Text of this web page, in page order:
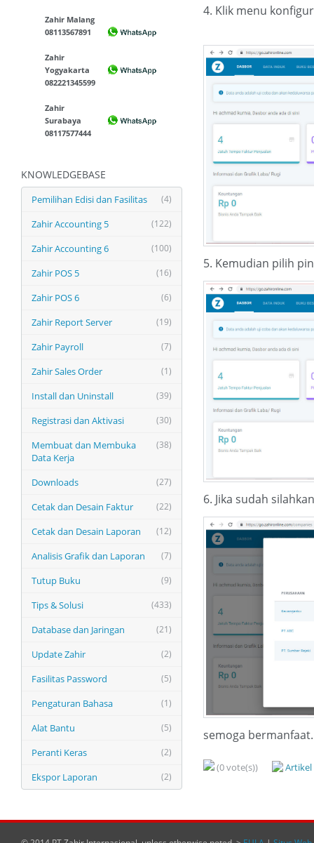
Zahir Malang
08113567891
Zahir
Yogyakarta
082221345599
Zahir
Surabaya
08117577444
KNOWLEDGEBASE
(4)
Pemilihan Edisi dan Fasilitas
(122)
Zahir Accounting 5
(100)
Zahir Accounting 6
(16)
Zahir POS 5
(6)
Zahir POS 6
(19)
Zahir Report Server
(7)
Zahir Payroll
(1)
Zahir Sales Order
(39)
Install dan Uninstall
(30)
Registrasi dan Aktivasi
(38)
Membuat dan Membuka
Data Kerja
(27)
Downloads
(22)
Cetak dan Desain Faktur
(12)
Cetak dan Desain Laporan
(7)
Analisis Grafik dan Laporan
(9)
Tutup Buku
(433)
Tips & Solusi
(21)
Database dan Jaringan
(2)
Update Zahir
(5)
Fasilitas Password
(1)
Pengaturan Bahasa
(5)
Alat Bantu
(2)
Peranti Keras
(2)
Ekspor Laporan
4. Klik menu
5. Kemudian pilih
6. Jika sudah
semoga
(0 vote(s))